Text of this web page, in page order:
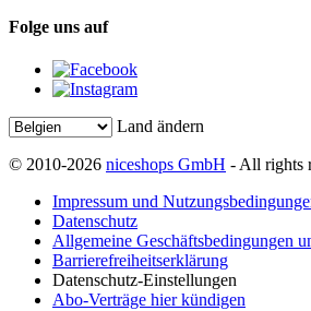
Folge uns auf
Land ändern
© 2010-2026 niceshops GmbH - All rights
Impressum und
Datenschutz
Allgemeine Geschäftsbedingungen
Barrierefreiheitserklärung
Datenschutz-Einstellungen
Abo-Verträge hier kündigen